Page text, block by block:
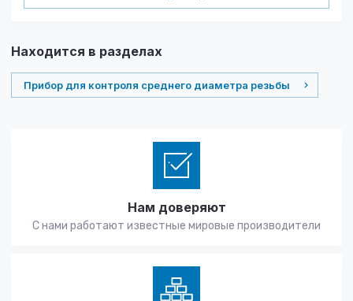
Находится в разделах
Прибор для контроля среднего диаметра резьбы
Нам доверяют
С нами работают известные мировые производители